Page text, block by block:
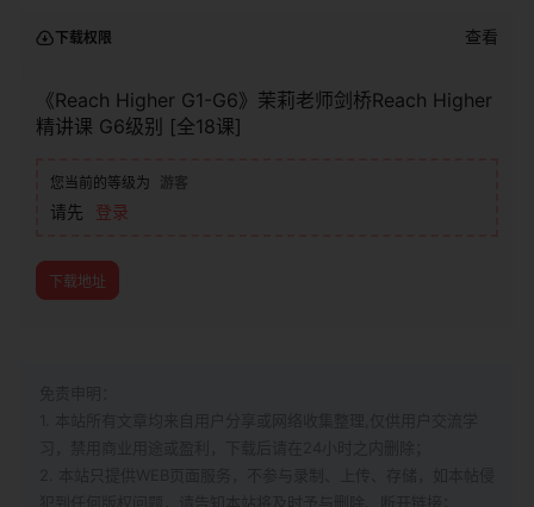
下载权限 查看
《Reach Higher G1-G6》茉莉老师剑桥Reach Higher
精讲课 G6级别 [全18课]
您当前的等级为 游客
请先 登录
下载地址